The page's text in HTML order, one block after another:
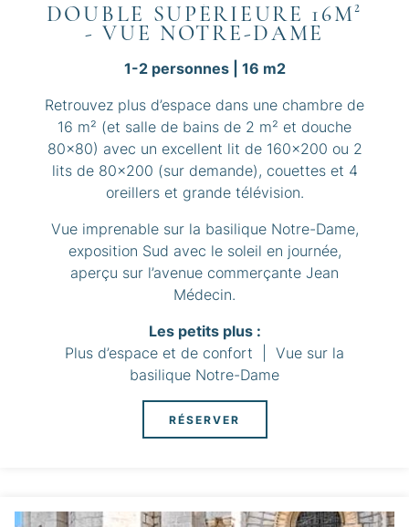
DOUBLE SUPÉRIEURE 16M²
- VUE NOTRE-DAME
1-2 personnes | 16 m2
Retrouvez plus d’espace dans une chambre de
16 m² (et salle de bains de 2 m² et douche
80x80) avec un excellent lit de 160x200 ou 2
lits de 80x200 (sur demande), couettes et 4
oreillers et grande télévision.
Vue imprenable sur la basilique Notre-Dame,
exposition Sud avec le soleil en journée,
aperçu sur l’avenue commerçante Jean
Médecin.
Les petits plus :
Plus d’espace et de confort | Vue sur la
basilique Notre-Dame
RÉSERVER